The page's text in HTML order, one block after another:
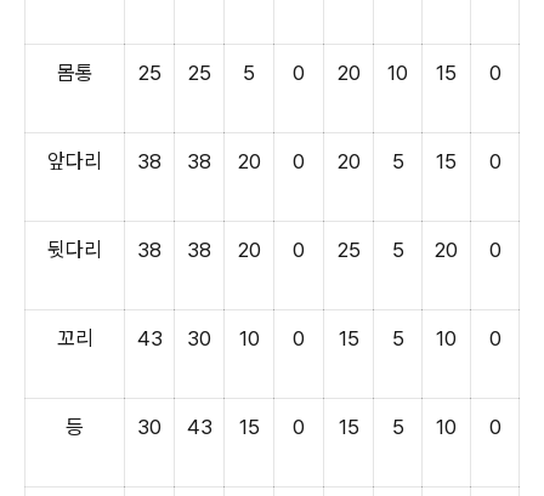
몸통 25 25 5 0 20 10 15 0
앞다리 38 38 20 0 20 5 15 0
뒷다리 38 38 20 0 25 5 20 0
꼬리 43 30 10 0 15 5 10 0
등 30 43 15 0 15 5 10 0